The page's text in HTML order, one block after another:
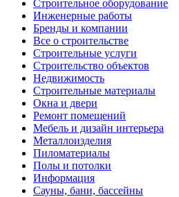
Строительное оборудование
Инженерные работы
Бренды и компании
Все о строительстве
Строительные услуги
Строительство объектов
Недвижимость
Строительные материалы
Окна и двери
Ремонт помещений
Мебель и дизайн интерьера
Металлоизделия
Пиломатериалы
Полы и потолки
Информация
Сауны, бани, бассейны